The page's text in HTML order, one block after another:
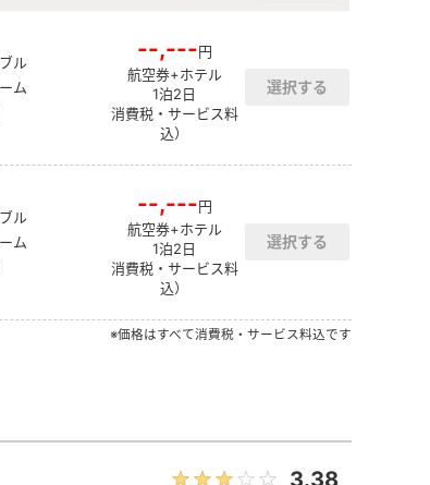
ル
ム
--,---円
航空券+ホテル
1泊2日
消費税・サービス料
込）
ル
ム
--,---円
航空券+ホテル
1泊2日
消費税・サービス料
込）
※価格はすべて消費税・サービス料込です
3.38